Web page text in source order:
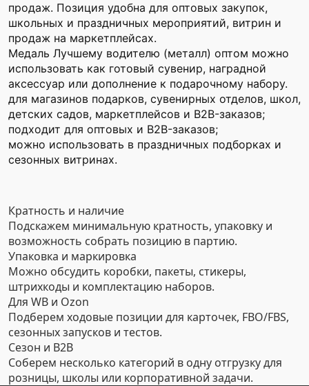
продаж. Позиция удобна для оптовых закупок,
школьных и праздничных мероприятий, витрин и
продаж на маркетплейсах.
Медаль Лучшему водителю (металл) оптом можно
использовать как готовый сувенир, наградной
аксессуар или дополнение к подарочному набору.
для магазинов подарков, сувенирных отделов, школ,
детских садов, маркетплейсов и B2B-заказов;
подходит для оптовых и B2B-заказов;
можно использовать в праздничных подборках и
сезонных витринах.
Кратность и наличие
Подскажем минимальную кратность, упаковку и
возможность собрать позицию в партию.
Упаковка и маркировка
Можно обсудить коробки, пакеты, стикеры,
штрихкоды и комплектацию наборов.
Для WB и Ozon
Подберем ходовые позиции для карточек, FBO/FBS,
сезонных запусков и тестов.
Сезон и B2B
Соберем несколько категорий в одну отгрузку для
розницы, школы или корпоративной задачи.